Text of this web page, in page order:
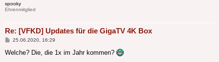
spooky
Ehrenmitglied
Re: [VFKD] Updates für die GigaTV 4K Box
Beitrag
25.06.2020, 16:29
Welche? Die, die 1x im Jahr kommen?